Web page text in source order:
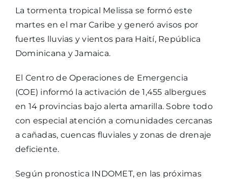
La tormenta tropical Melissa se formó este
martes en el mar Caribe y generó avisos por
fuertes lluvias y vientos para Haití, República
Dominicana y Jamaica.
El Centro de Operaciones de Emergencia
(COE) informó la activación de 1,455 albergues
en 14 provincias bajo alerta amarilla. Sobre todo
con especial atención a comunidades cercanas
a cañadas, cuencas fluviales y zonas de drenaje
deficiente.
Según pronostica INDOMET, en las próximas